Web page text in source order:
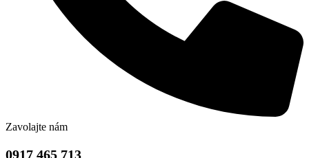
Zavolajte nám
0917 465 713